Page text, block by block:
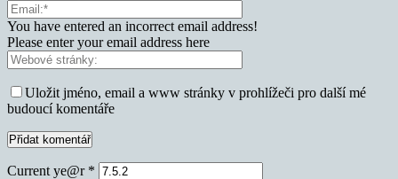
You have entered an incorrect email address!
Please enter your email address here
Uložit jméno, email a www stránky v prohlížeči pro další mé
budoucí komentáře
Current ye@r *